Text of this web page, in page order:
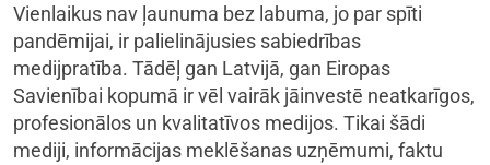
Vienlaikus nav ļaunuma bez labuma, jo par spīti
pandēmijai, ir palielinājusies sabiedrības
medijpratība. Tādēļ gan Latvijā, gan Eiropas
Savienībai kopumā ir vēl vairāk jāinvestē neatkarīgos,
profesionālos un kvalitatīvos medijos. Tikai šādi
mediji, informācijas meklēšanas uzņēmumi, faktu